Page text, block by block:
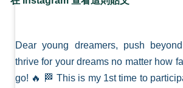
Dear young dreamers, push
thrive for your dreams no matter how
go! 🔥 🏁 This is my 1st time to